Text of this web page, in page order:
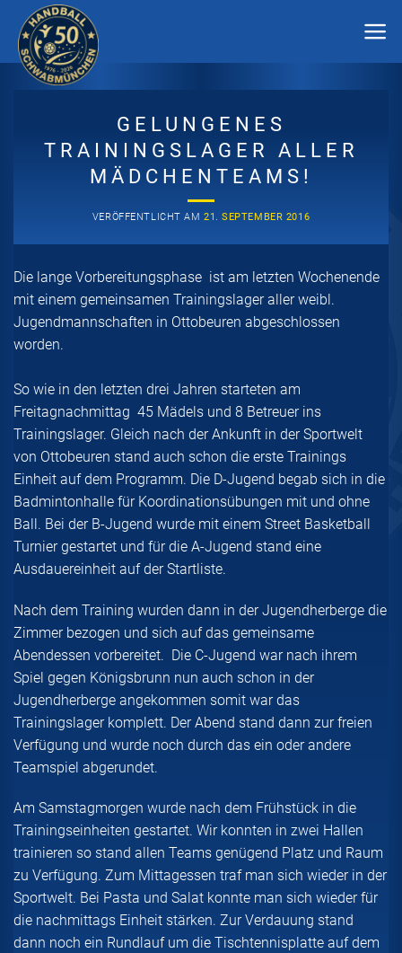
Inhalt
springen
GELUNGENES
TRAININGSLAGER ALLER
MÄDCHENTEAMS!
VERÖFFENTLICHT AM 21. SEPTEMBER 2016
Die lange Vorbereitungsphase ist am letzten Wochenende
mit einem gemeinsamen Trainingslager aller weibl.
Jugendmannschaften in Ottobeuren abgeschlossen
worden.
So wie in den letzten drei Jahren starteten am
Freitagnachmittag 45 Mädels und 8 Betreuer ins
Trainingslager. Gleich nach der Ankunft in der Sportwelt
von Ottobeuren stand auch schon die erste Trainings
Einheit auf dem Programm. Die D-Jugend begab sich in die
Badmintonhalle für Koordinationsübungen mit und ohne
Ball. Bei der B-Jugend wurde mit einem Street Basketball
Turnier gestartet und für die A-Jugend stand eine
Ausdauereinheit auf der Startliste.
Nach dem Training wurden dann in der Jugendherberge die
Zimmer bezogen und sich auf das gemeinsame
Abendessen vorbereitet. Die C-Jugend war nach ihrem
Spiel gegen Königsbrunn nun auch schon in der
Jugendherberge angekommen somit war das
Trainingslager komplett. Der Abend stand dann zur freien
Verfügung und wurde noch durch das ein oder andere
Teamspiel abgerundet.
Am Samstagmorgen wurde nach dem Frühstück in die
Trainingseinheiten gestartet. Wir konnten in zwei Hallen
trainieren so stand allen Teams genügend Platz und Raum
zu Verfügung. Zum Mittagessen traf man sich wieder in der
Sportwelt. Bei Pasta und Salat konnte man sich wieder für
die nachmittags Einheit stärken. Zur Verdauung stand
dann noch ein Rundlauf um die Tischtennisplatte auf dem